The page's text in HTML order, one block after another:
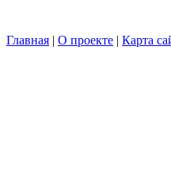
Главная | О проекте | Карта